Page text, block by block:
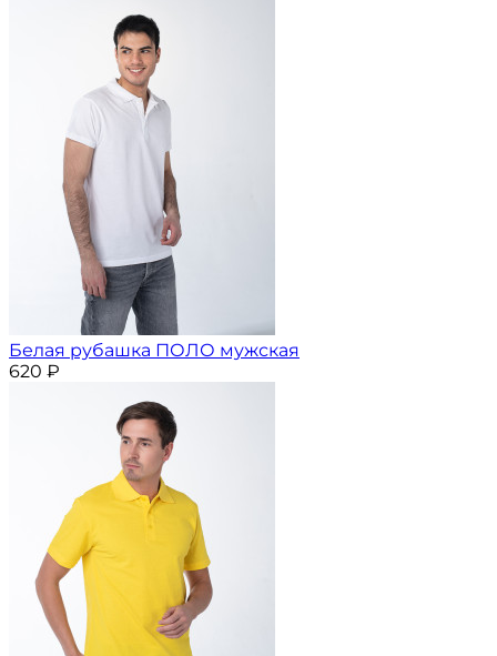
Белая рубашка ПОЛО мужская
620 ₽